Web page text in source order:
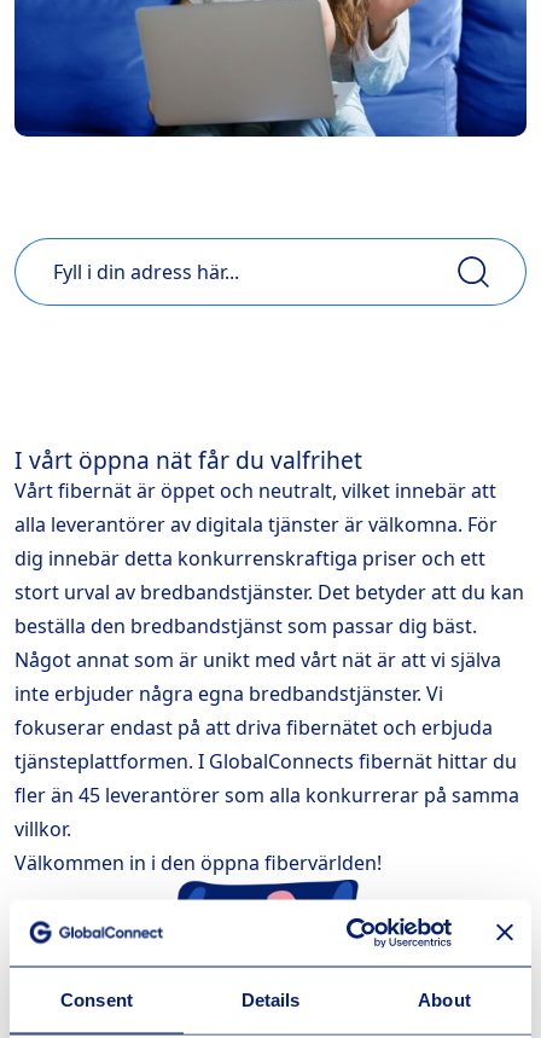
Consent Details About
I vårt öppna nät får du valfrihet
Vårt fibernät är öppet och neutralt, vilket innebär att
alla leverantörer av digitala tjänster är välkomna. För
dig innebär detta konkurrenskraftiga priser och ett
stort urval av bredbandstjänster. Det betyder att du kan
beställa den bredbandstjänst som passar dig bäst.
Något annat som är unikt med vårt nät är att vi själva
inte erbjuder några egna bredbandstjänster. Vi
fokuserar endast på att driva fibernätet och erbjuda
tjänsteplattformen. I GlobalConnects fibernät hittar du
fler än 45 leverantörer som alla konkurrerar på samma
villkor.
Välkommen in i den öppna fibervärlden!